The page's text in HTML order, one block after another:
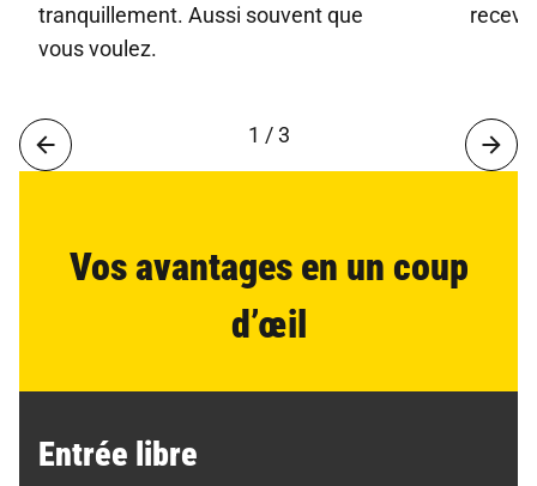
tranquillement. Aussi souvent que
vous voulez.
1 / 3
Vos avantages en un coup
d’œil
Entrée libre